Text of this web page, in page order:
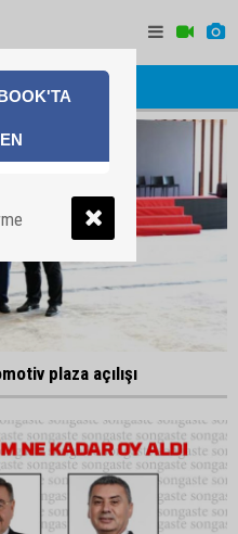
plaza açılışı